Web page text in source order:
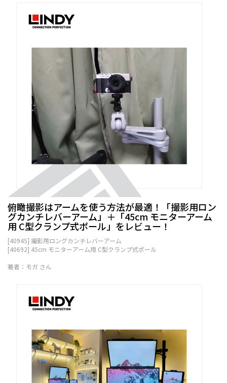
俯瞰撮影はアームを使う方法が最適！「撮影用ロン
グカンチレバーアーム」＋「45cm モニターアーム
用 C型クランプ式ポール」をレビュー！
[40945] 撮影用ロングカンチレバーアーム
[40692] 45cm モニターアーム用 C型クランプ式ポール
著者：モガ さん